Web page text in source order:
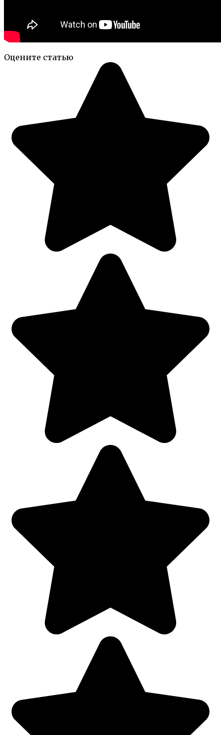
Оцените статью